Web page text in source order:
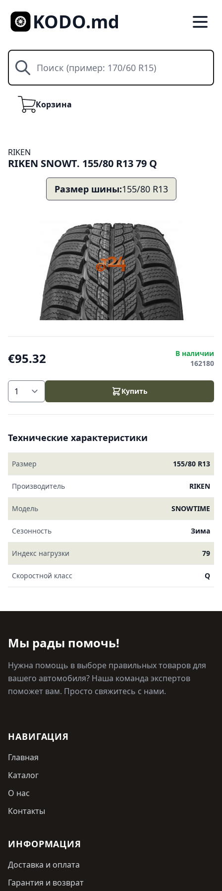
KODO.md
Поиск
КорзинаКорзина
RIKEN
RIKEN SNOWT. 155/80 R13 79 Q
Размер шины:155/80 R13
€95.32
В наличии
162180
Купить
Технические характеристики
Размер 155/80 R13
Производитель RIKEN
Модель SNOWTIME
Сезонность Зима
Индекс нагрузки 79
Скоростной класс Q
Мы рады помочь!
Нужна помощь в выборе правильных товаров для
вашего автомобиля? Наша команда экспертов
поможет вам. Просто свяжитесь с нами.
НАВИГАЦИЯ
Главная
Каталог
О нас
Контакты
ИНФОРМАЦИЯ
Доставка и оплата
Гарантия и возврат